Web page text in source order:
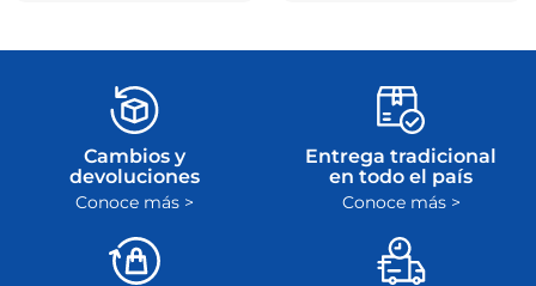
Cambios y
devoluciones
Conoce más >
Entrega tradicional
en todo el país
Conoce más >